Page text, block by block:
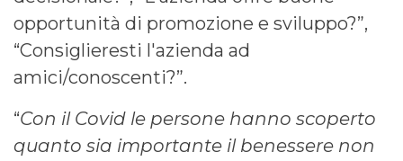
opportunità di promozione e sviluppo?”,
“Consiglieresti l'azienda ad
amici/conoscenti?”.
“Con il Covid le persone hanno scoperto
quanto sia importante il benessere non